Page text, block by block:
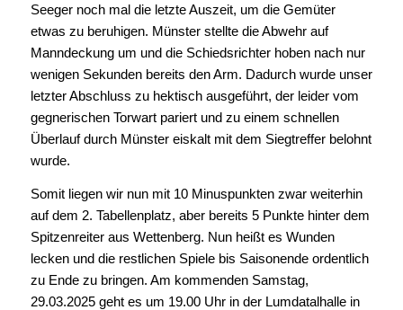
Seeger noch mal die letzte Auszeit, um die Gemüter
etwas zu beruhigen. Münster stellte die Abwehr auf
Manndeckung um und die Schiedsrichter hoben nach nur
wenigen Sekunden bereits den Arm. Dadurch wurde unser
letzter Abschluss zu hektisch ausgeführt, der leider vom
gegnerischen Torwart pariert und zu einem schnellen
Überlauf durch Münster eiskalt mit dem Siegtreffer belohnt
wurde.
Somit liegen wir nun mit 10 Minuspunkten zwar weiterhin
auf dem 2. Tabellenplatz, aber bereits 5 Punkte hinter dem
Spitzenreiter aus Wettenberg. Nun heißt es Wunden
lecken und die restlichen Spiele bis Saisonende ordentlich
zu Ende zu bringen. Am kommenden Samstag,
29.03.2025 geht es um 19.00 Uhr in der Lumdatalhalle in